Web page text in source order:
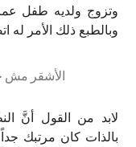
وتزوج ولديه طفل
وبالطبع ذلك الأمر له
الأشقر مش
لابد من القول أنَّ
بالذات كان مرتبك